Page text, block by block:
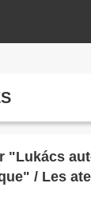
"Lukács
/ Les